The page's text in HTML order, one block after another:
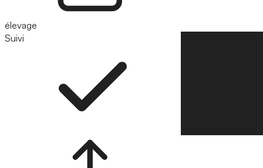
élevage
Suivi